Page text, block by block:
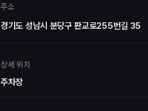
주소
경기도 성남시 분당구 판교로255번길 35
상세 위치
주차장